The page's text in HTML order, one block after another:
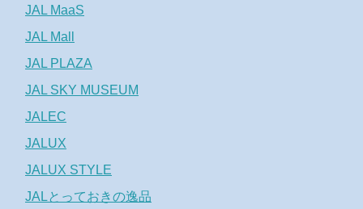
JAL MaaS
JAL Mall
JAL PLAZA
JAL SKY MUSEUM
JALEC
JALUX
JALUX STYLE
JALとっておきの逸品